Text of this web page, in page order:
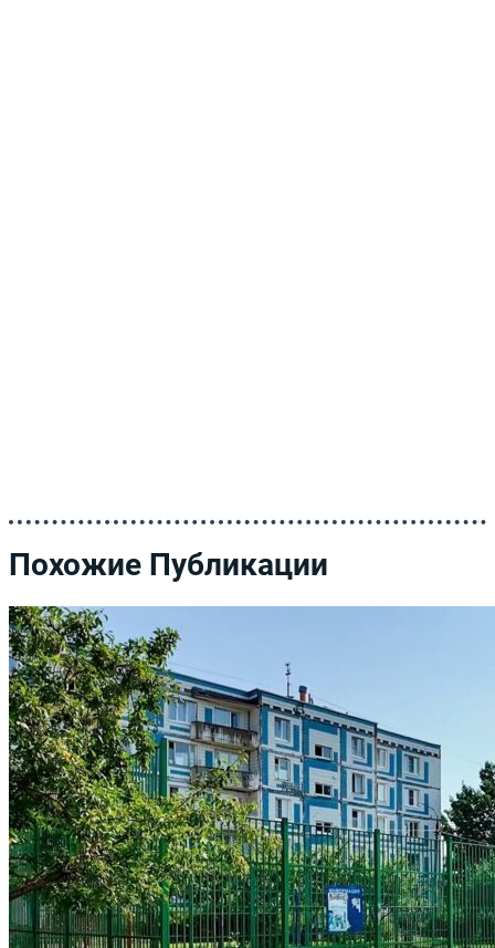
Похожие Публикации